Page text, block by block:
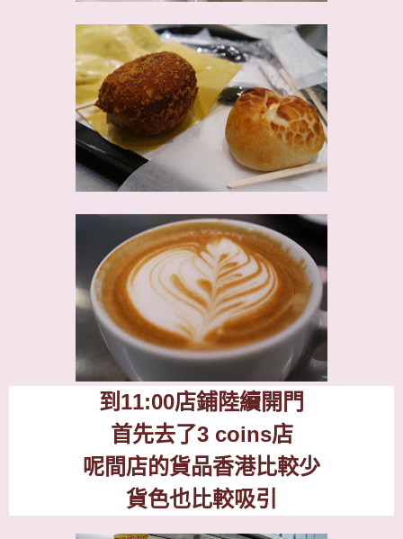
到 11:00店鋪陸續開門
首先去了3 coins店
呢間店的貨品香港比較少
貨色也比較吸引